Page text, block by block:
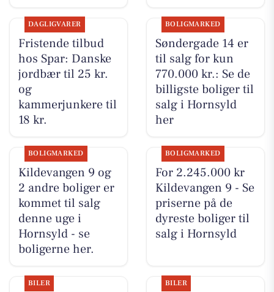
DAGLIGVARER
Fristende tilbud
hos Spar: Danske
jordbær til 25 kr.
og
kammerjunkere til
18 kr.
BOLIGMARKED
Søndergade 14 er
til salg for kun
770.000 kr.: Se de
billigste boliger til
salg i Hornsyld
her
BOLIGMARKED
Kildevangen 9 og
2 andre boliger er
kommet til salg
denne uge i
Hornsyld - se
boligerne her.
BOLIGMARKED
For 2.245.000 kr
Kildevangen 9 - Se
priserne på de
dyreste boliger til
salg i Hornsyld
BILER BILER